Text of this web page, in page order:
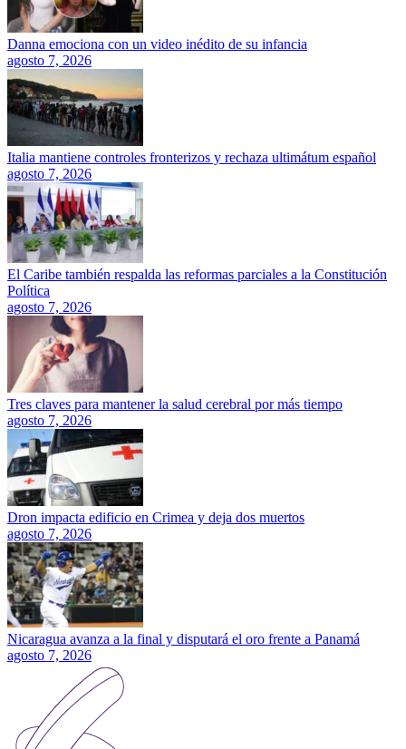
Danna emociona con un video inédito de su infancia
agosto 7, 2026
Italia mantiene controles fronterizos y rechaza ultimátum español
agosto 7, 2026
El Caribe también respalda las reformas parciales a la Constitución
Política
agosto 7, 2026
Tres claves para mantener la salud cerebral por más tiempo
agosto 7, 2026
Dron impacta edificio en Crimea y deja dos muertos
agosto 7, 2026
Nicaragua avanza a la final y disputará el oro frente a Panamá
agosto 7, 2026